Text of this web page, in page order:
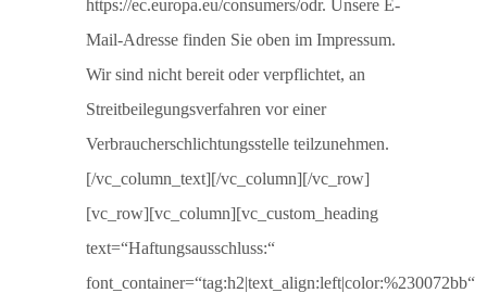
https://ec.europa.eu/consumers/odr. Unsere E-
Mail-Adresse finden Sie oben im Impressum.
Wir sind nicht bereit oder verpflichtet, an
Streitbeilegungsverfahren vor einer
Verbraucherschlichtungsstelle teilzunehmen.
[/vc_column_text][/vc_column][/vc_row]
[vc_row][vc_column][vc_custom_heading
text=“Haftungsausschluss:“
font_container=“tag:h2|text_align:left|color:%230072bb“